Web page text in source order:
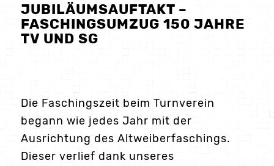
JUBILÄUMSAUFTAKT –
FASCHINGSUMZUG 150 JAHRE
TV UND SG
Die Faschingszeit beim Turnverein
begann wie jedes Jahr mit der
Ausrichtung des Altweiberfaschings.
Dieser verlief dank unseres